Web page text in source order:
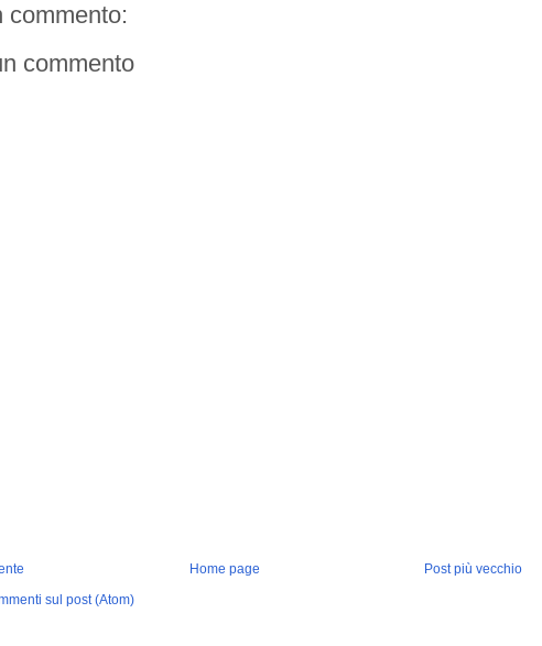
commento:
commento
Post più vecchio
Home page
sul post (Atom)